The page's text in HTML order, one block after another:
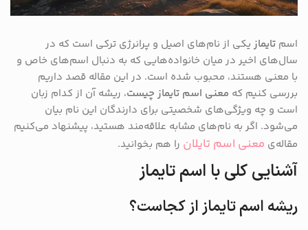
اسم تایماز یکی از نام‌های اصیل و پرانرژی ترکی است که در
سال‌های اخیر در میان خانواده‌هایی که به دنبال اسم‌های خاص و
با معنی هستند، محبوب شده است. در این مقاله قصد داریم
بررسی کنیم که معنی اسم تایماز چیست، ریشه آن از کدام زبان
است و چه ویژگی‌های شخصیتی برای دارندگان این نام بیان
می‌شود. اگر به نام‌های مشابه علاقه‌مند هستید، پیشنهاد می‌کنیم
مقاله‌ی معنی اسم تایلان را هم بخوانید.
آشنایی کلی با اسم تایماز
ریشه اسم تایماز از کجاست؟